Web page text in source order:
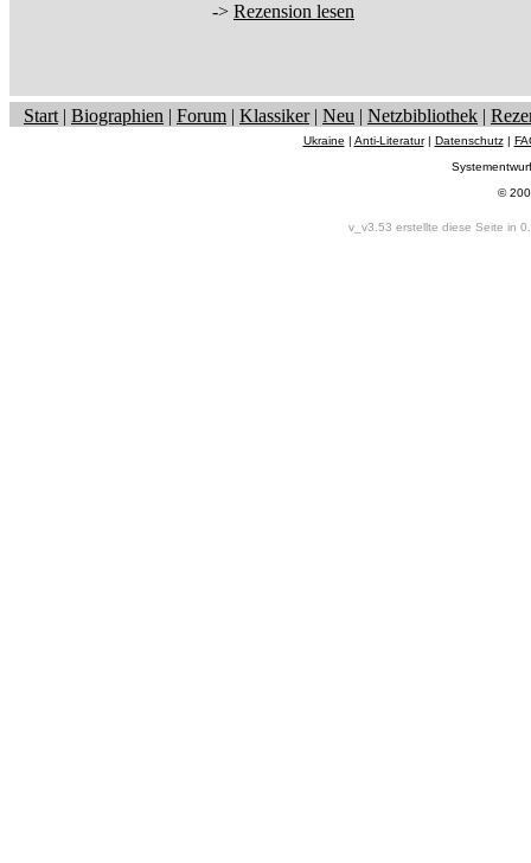
-> Rezension lesen
Start | Biographien | Forum | Klassiker| Neu | Netzbibliothek |
Ukraine | Anti-Literatur| Datenschutz|
©
v_v3.53 erstellte diese Seite in